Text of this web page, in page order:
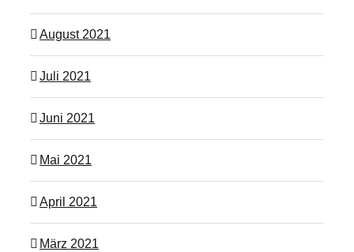
August 2021
Juli 2021
Juni 2021
Mai 2021
April 2021
März 2021